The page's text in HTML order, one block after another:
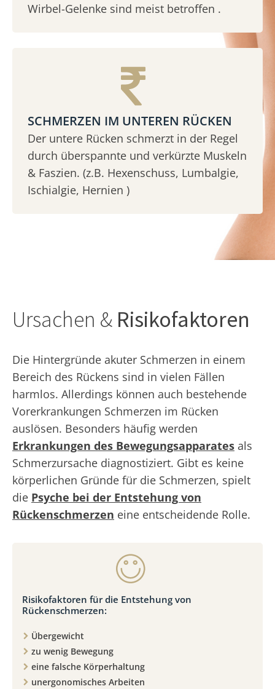
Wirbel-Gelenke sind meist betroffen .
SCHMERZEN IM UNTEREN RÜCKEN
Der untere Rücken schmerzt in der Regel
durch überspannte und verkürzte Muskeln
& Faszien. (z.B. Hexenschuss, Lumbalgie,
Ischialgie, Hernien )
Ursachen & Risikofaktoren
Die Hintergründe akuter Schmerzen in einem
Bereich des Rückens sind in vielen Fällen
harmlos. Allerdings können auch bestehende
Vorerkrankungen Schmerzen im Rücken
auslösen. Besonders häufig werden
Erkrankungen des Bewegungsapparates als
Schmerzursache diagnostiziert. Gibt es keine
körperlichen Gründe für die Schmerzen, spielt
die Psyche bei der Entstehung von
Rückenschmerzen eine entscheidende Rolle.
Risikofaktoren für die Entstehung von
Rückenschmerzen:
Übergewicht
zu wenig Bewegung
eine falsche Körperhaltung
unergonomisches Arbeiten